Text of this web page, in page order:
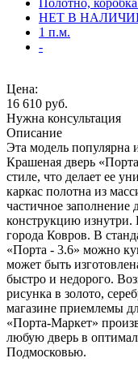
НЕТ В
1 п.м.
-
Цена:
16 610 руб.
Нужна консультация
Описание
Эта модель популярна
Крашеная дверь
стиле, что делает ее
каркас полотна из
частичное заполнение
конструкцию изнутри.
города Ковров. В
«Порта - 3.6» можно
может быть
быстро и недорого.
рисунка в золото,
магазине приемлемы
«Порта-Маркет»
любую дверь в
Подмосковью.